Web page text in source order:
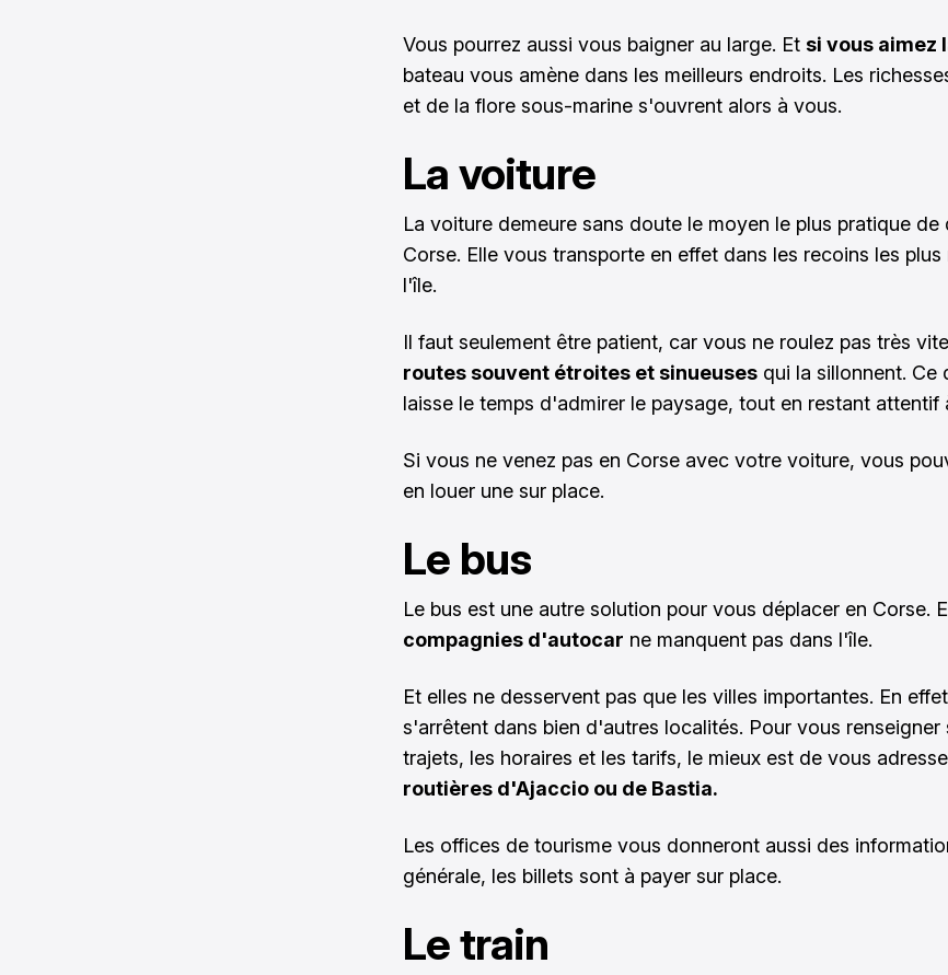
Vous pourrez aussi vous baigner au large. Et si vous aimez
bateau vous amène dans les meilleurs endroits. Les
et de la flore sous-marine s'ouvrent alors à vous.
La voiture
La voiture demeure sans doute le moyen le plus pratique de
Corse. Elle vous transporte en effet dans les recoins les plus
l'île.
Il faut seulement être patient, car vous ne roulez pas très
routes souvent étroites et sinueuses qui la sillonnent. Ce
laisse le temps d'admirer le paysage, tout en restant attentif
Si vous ne venez pas en Corse avec votre voiture, vous
en louer une sur place.
Le bus
Le bus est une autre solution pour vous déplacer en Corse.
compagnies d'autocar ne manquent pas dans l'île.
Et elles ne desservent pas que les villes importantes. En
s'arrêtent dans bien d'autres localités. Pour vous renseigner
trajets, les horaires et les tarifs, le mieux est de vous
routières d'Ajaccio ou de Bastia.
Les offices de tourisme vous donneront aussi des
générale, les billets sont à payer sur place.
Le train